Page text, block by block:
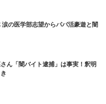
の医学部志望からパパ活豪遊と闇
ん「闇バイト逮捕」は事実！釈明